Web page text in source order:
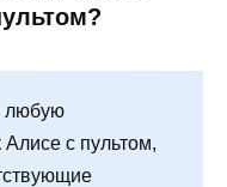
любую
с пультом,